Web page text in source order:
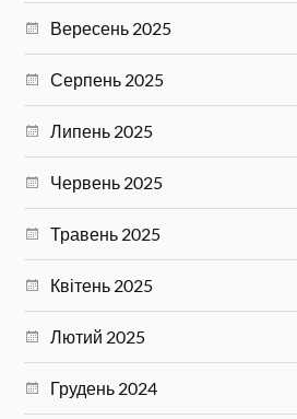
Вересень 2025
Серпень 2025
Липень 2025
Червень 2025
Травень 2025
Квітень 2025
Лютий 2025
Грудень 2024